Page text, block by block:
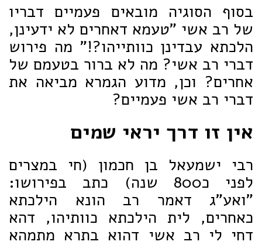
בסוף הסוגיה מובאים פעמיים דבריו
של רב אשי "טעמא דאחרים לא ידעינן,
הלכתא עבדינן כוותייהו?!" מה פירוש
דברי רב אשי? מה לא ברור בטעמם של
אחרים? וכן, מדוע הגמרא מביאה את
דברי רב אשי פעמיים?
אין זו דרך יראי שמים
רבי ישמעאל בן חכמון (חי במצרים
לפני כ800 שנה) כתב בפירושו:
"ואע"ג דאמר רב הונא הילכתא
כאחרים, לית הילכתא כוותיהו, דהא
דחי לי רב אשי דהוא בתרא מתמהא